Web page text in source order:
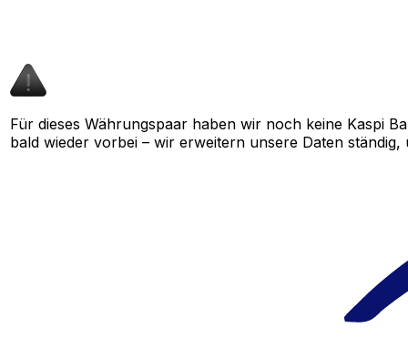
Für dieses Währungspaar haben wir noch keine Kaspi
bald wieder vorbei – wir erweitern unsere Daten